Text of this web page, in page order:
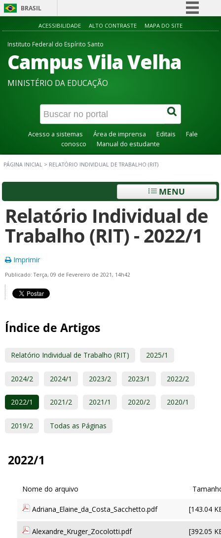
BRASIL
Simplifique!
Participe
Acesso à informação
Canais
ACESSIBILIDADE ALTO CONTRASTE MAPA DO SITE
Instituto Federal do Espírito Santo
Campus Vila Velha
MINISTÉRIO DA EDUCAÇÃO
Acesso a sistemas Área de imprensa Editais
Fale
conosco
Manual do estudante
PÁGINA INICIAL > RELATÓRIO INDIVIDUAL DE TRABALHO (RIT)
MENU
Relatório Individual de
Trabalho (RIT) - 2022/1
Imprimir
Publicado: Terça, 09 de Fevereiro de 2021, 14h42
Índice de Artigos
Relatório Individual de Trabalho (RIT) 2025/1
2024/2 2024/1 2023/2 2023/1 2022/2
2022/1 2021/2 2021/1 2020/2 2020/1
2019/2 Todas as Páginas
2022/1
Adriana_Elaine_da_Costa_Sacchetto.pdf [143.04
Alexandre_Kruger_Zocolotti.pdf [392.05